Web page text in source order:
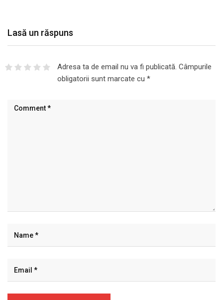
Lasă un răspuns
Adresa ta de email nu va fi publicată. Câmpurile
obligatorii sunt marcate cu *